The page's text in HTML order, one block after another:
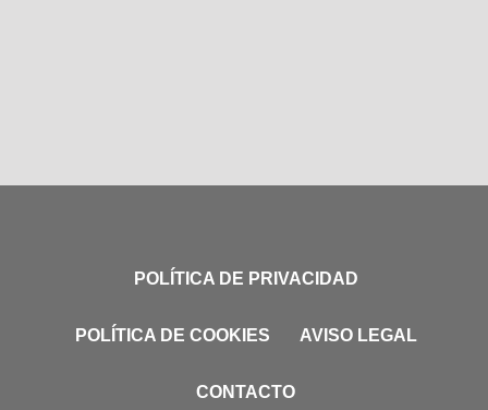
POLÍTICA DE PRIVACIDAD
POLÍTICA DE COOKIES AVISO LEGAL
CONTACTO